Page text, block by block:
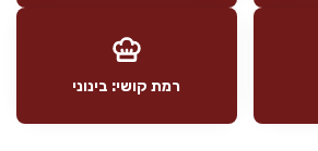
רמת קושי: בינוני